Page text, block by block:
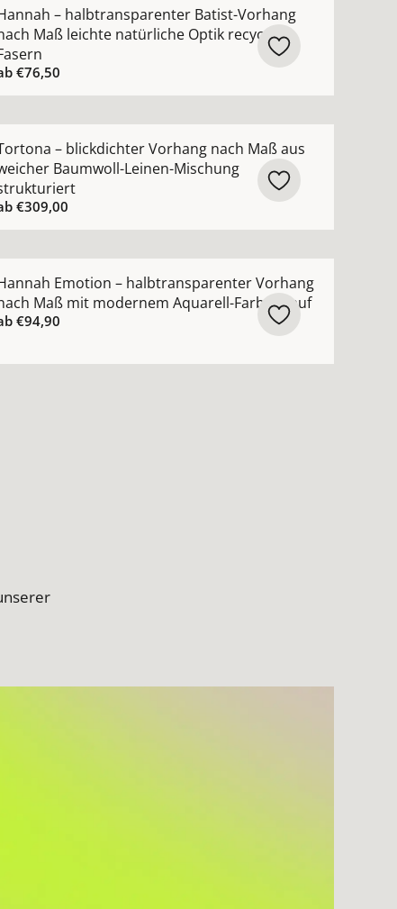
– halbtransparenter Batist-Vorhang
Maß leichte natürliche Optik recycelte
€76,50
– blickdichter Vorhang nach Maß aus
Baumwoll-Leinen-Mischung
€309,00
Emotion – halbtransparenter Vorhang
Maß mit modernem Aquarell-Farbverlauf
€94,90